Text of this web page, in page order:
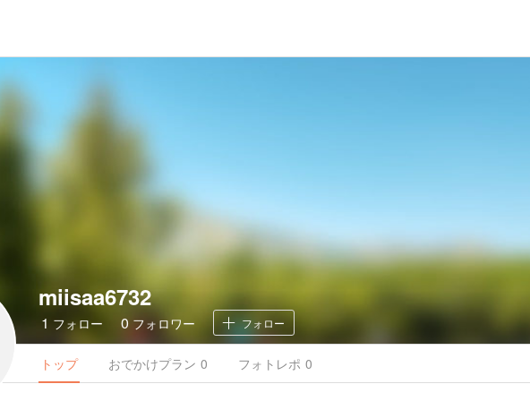
miisaa6732
1 フォロー 0 フォロワー フォロー
トップ おでかけプラン 0 フォトレポ 0